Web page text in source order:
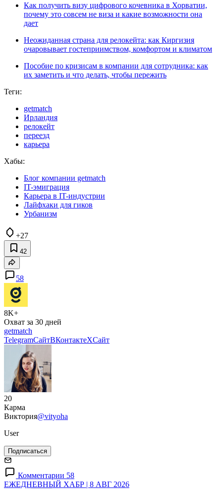
Как получить визу цифрового кочевника в Хорватии,
почему это совсем не виза и какие возможности она
дает
Неожиданная страна для релокейта: как Киргизия
очаровывает гостеприимством, комфортом и климатом
Пособие по кризисам в компании для сотрудника: как
их заметить и что делать, чтобы пережить
Теги:
getmatch
Ирландия
релокейт
переезд
карьера
Хабы:
Блог компании getmatch
IT-эмиграция
Карьера в IT-индустрии
Лайфхаки для гиков
Урбанизм
+27
42
58
8K+
Охват за 30 дней
getmatch
TelegramСайтВКонтактеXСайт
20
Карма
Виктория@vityoha
User
Подписаться
Комментарии 58
ЕЖЕДНЕВНЫЙ ХАБР | 8 АВГ 2026